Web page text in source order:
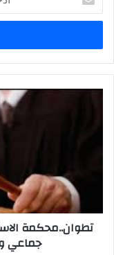
بريدك
الإلكتروني
تطوان..محكمة
جماعي